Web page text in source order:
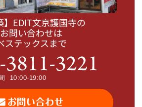
】EDIT文京護国寺の
お問い合わせは
ステックスまで